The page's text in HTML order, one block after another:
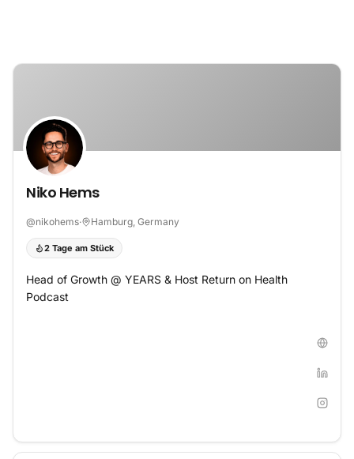
Niko Hems
@nikohems· Hamburg, Germany
2 Tage am Stück
Head of Growth @ YEARS & Host Return on Health
Podcast